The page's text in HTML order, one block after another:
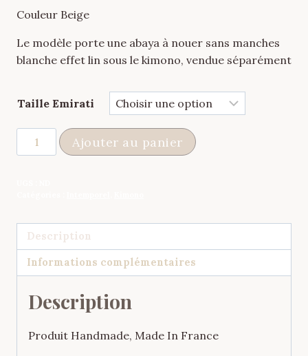
Couleur Beige
Le modèle porte une abaya à nouer sans manches
blanche effet lin sous le kimono, vendue séparément
Taille Emirati
quantité
de
Dentelé
Ajouter au panier
Description
Informations complémentaires
Description
Produit Handmade, Made In France